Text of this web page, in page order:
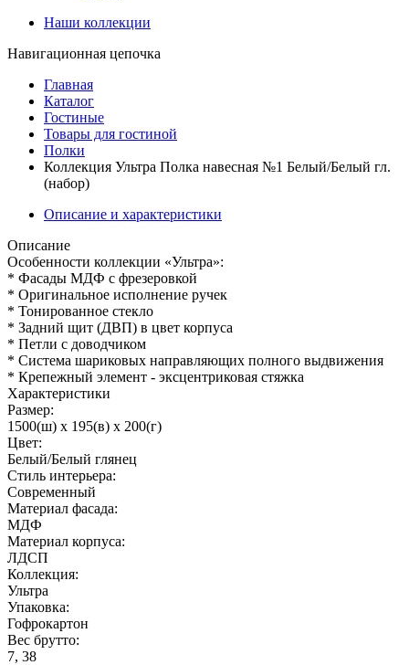
Наши коллекции
Навигационная цепочка
Главная
Каталог
Гостиные
Товары для гостиной
Полки
Коллекция Ультра Полка навесная №1 Белый/Белый гл.
(набор)
Описание и характеристики
Описание
Особенности коллекции «Ультра»:
* Фасады МДФ с фрезеровкой
* Оригинальное исполнение ручек
* Тонированное стекло
* Задний щит (ДВП) в цвет корпуса
* Петли с доводчиком
* Система шариковых направляющих полного выдвижения
* Крепежный элемент - эксцентриковая стяжка
Характеристики
Размер:
1500(ш) x 195(в) x 200(г)
Цвет:
Белый/Белый глянец
Стиль интерьера:
Современный
Материал фасада:
МДФ
Материал корпуса:
ЛДСП
Коллекция:
Ультра
Упаковка:
Гофрокартон
Вес брутто:
7, 38